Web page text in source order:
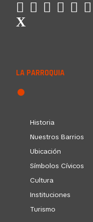
LA PARROQUIA
Historia
Nuestros Barrios
Ubicación
Símbolos Cívicos
Cultura
Instituciones
Turismo